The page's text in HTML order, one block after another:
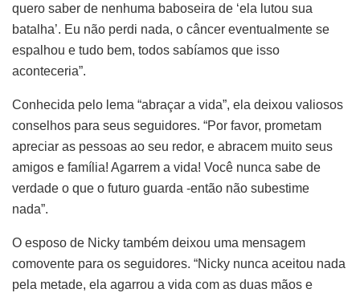
quero saber de nenhuma baboseira de ‘ela lutou sua
batalha’. Eu não perdi nada, o câncer eventualmente se
espalhou e tudo bem, todos sabíamos que isso
aconteceria”.
Conhecida pelo lema “abraçar a vida”, ela deixou valiosos
conselhos para seus seguidores. “Por favor, prometam
apreciar as pessoas ao seu redor, e abracem muito seus
amigos e família! Agarrem a vida! Você nunca sabe de
verdade o que o futuro guarda -então não subestime
nada”.
O esposo de Nicky também deixou uma mensagem
comovente para os seguidores. “Nicky nunca aceitou nada
pela metade, ela agarrou a vida com as duas mãos e